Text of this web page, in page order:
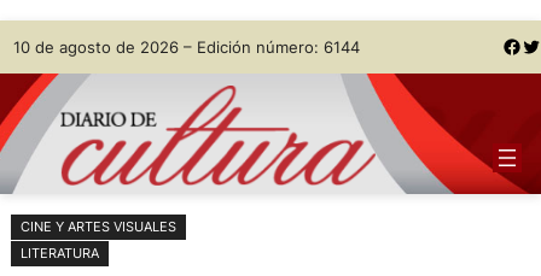
Saltar
al
contenido
Skip
to
content
10 de agosto de 2026 – Edición número: 6144 Facebook Twitter
CINE Y ARTES VISUALES
LITERATURA